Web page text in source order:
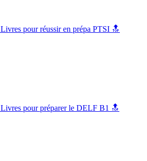
Livres pour réussir en prépa PTSI 🔝
Livres pour préparer le DELF B1 🔝